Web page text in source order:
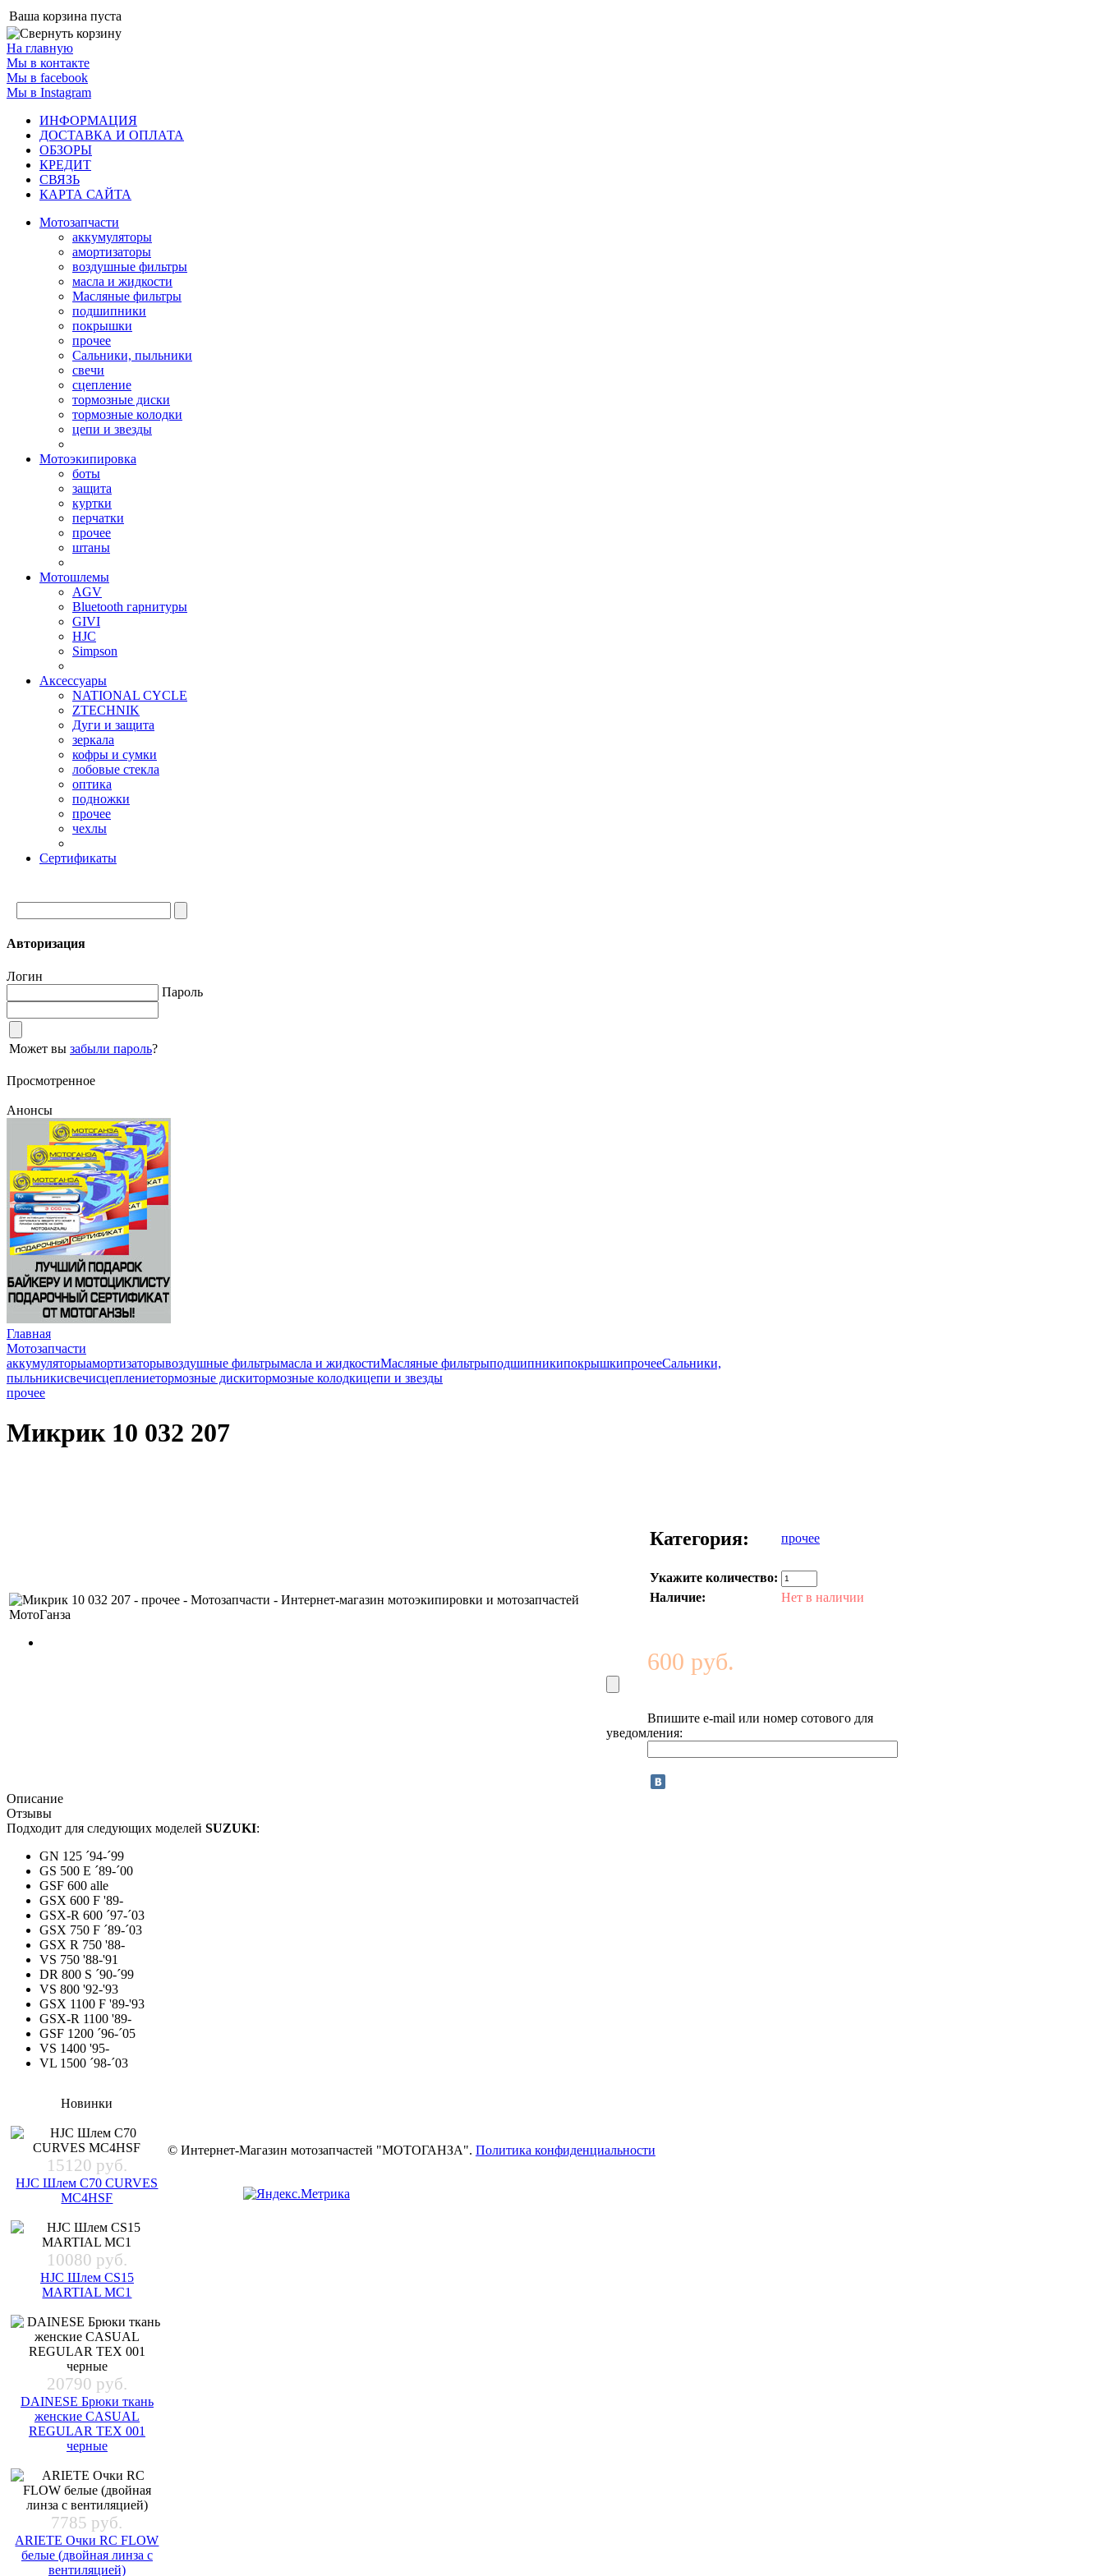
Ваша корзина пуста
На главную
Мы в контакте
Мы в facebook
Мы в Instagram
ИНФОРМАЦИЯ
ДОСТАВКА И ОПЛАТА
ОБЗОРЫ
КРЕДИТ
СВЯЗЬ
КАРТА САЙТА
Мотозапчасти
аккумуляторы
амортизаторы
воздушные фильтры
масла и жидкости
Масляные фильтры
подшипники
покрышки
прочее
Сальники, пыльники
свечи
сцепление
тормозные диски
тормозные колодки
цепи и звезды
Мотоэкипировка
боты
защита
куртки
перчатки
прочее
штаны
Мотошлемы
AGV
Bluetooth гарнитуры
GIVI
HJC
Simpson
Аксессуары
NATIONAL CYCLE
ZTECHNIK
Дуги и защита
зеркала
кофры и сумки
лобовые стекла
оптика
подножки
прочее
чехлы
Сертификаты
Авторизация
Логин
Пароль
Может вы забыли пароль?
Просмотренное
Анонсы
Главная
Мотозапчасти
аккумуляторыамортизаторывоздушные фильтрымасла и жидкостиМасляные фильтрыподшипникипокрышкипрочееСальники,
пыльникисвечисцеплениетормозные дискитормозные колодкицепи и звезды
прочее
Микрик 10 032 207
Категория: прочее
Укажите количество:
Наличие:
Нет в наличии
600 руб.
Впишите e-mail или номер сотового для
уведомления:
Описание
Отзывы
Подходит для следующих моделей SUZUKI:
GN 125 ´94-´99
GS 500 E ´89-´00
GSF 600 alle
GSX 600 F '89-
GSX-R 600 ´97-´03
GSX 750 F ´89-´03
GSX R 750 '88-
VS 750 '88-'91
DR 800 S ´90-´99
VS 800 '92-'93
GSX 1100 F '89-'93
GSX-R 1100 '89-
GSF 1200 ´96-´05
VS 1400 '95-
VL 1500 ´98-´03
Новинки
15120 руб.
HJC Шлем C70 CURVES
MC4HSF
10080 руб.
HJC Шлем CS15
MARTIAL MC1
20790 руб.
DAINESE Брюки ткань
женские CASUAL
REGULAR TEX 001
черные
7785 руб.
ARIETE Очки RC FLOW
белые (двойная линза с
вентиляцией)
© Интернет-Магазин мотозапчастей "МОТОГАНЗА". Политика конфиденциальности